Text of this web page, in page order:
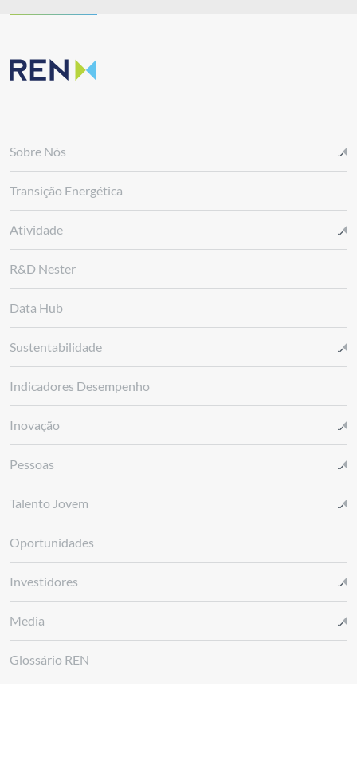
Sobre Nós
Transição Energética
Atividade
R&D Nester
Data Hub
Sustentabilidade
Indicadores Desempenho
Inovação
Pessoas
Talento Jovem
Oportunidades
Investidores
Media
Glossário REN